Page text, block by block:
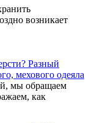
возникает
Разный
мехового одеяла
мы обращаем
как